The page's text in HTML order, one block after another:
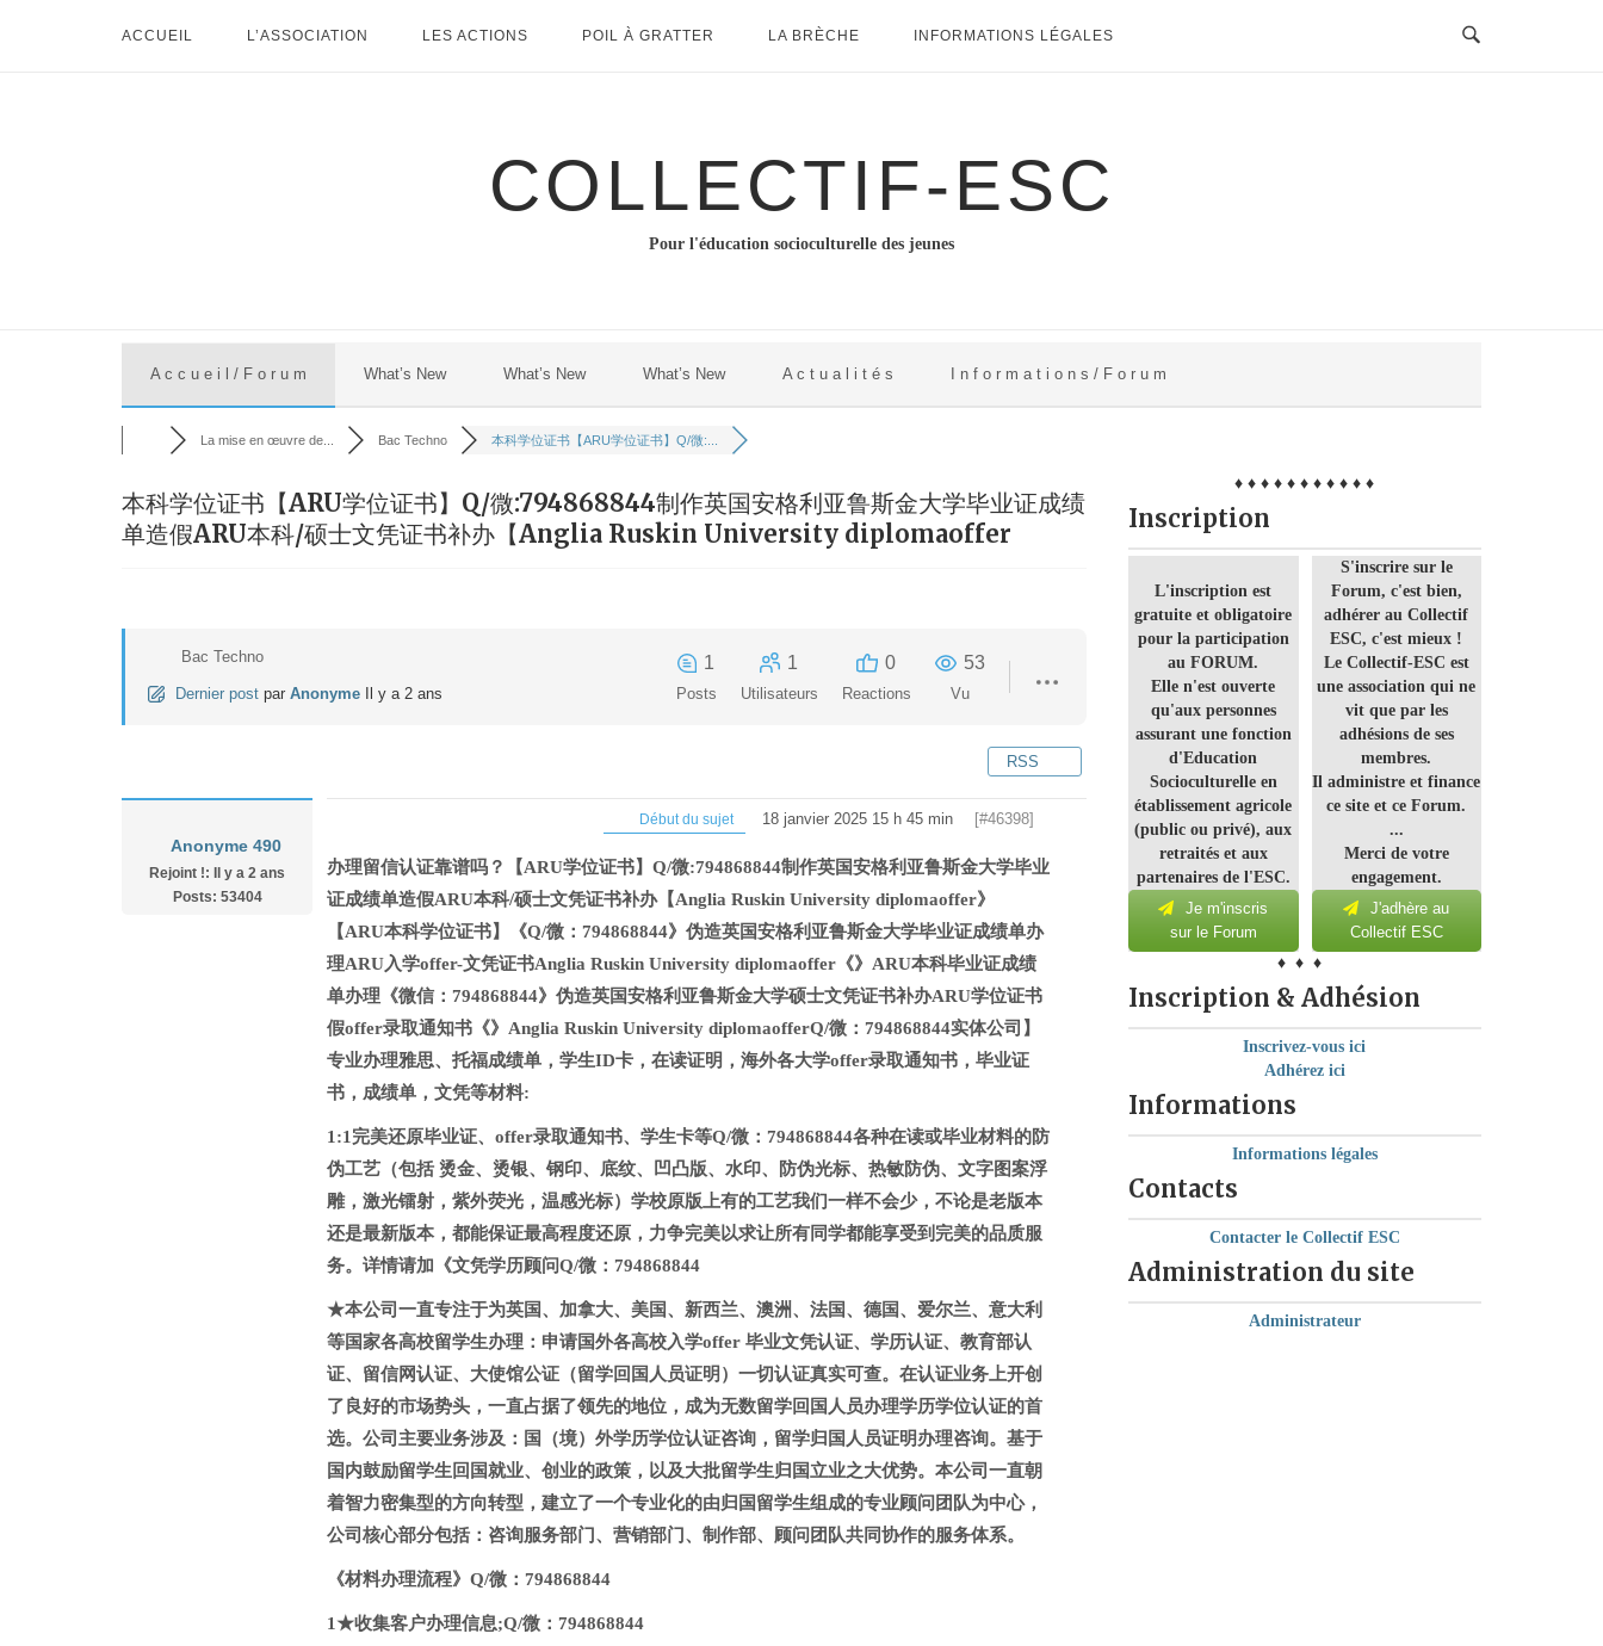
ACCUEIL L’ASSOCIATION LES ACTIONS POIL À GRATTER LA BRÈCHE INFORMATIONS LÉGALES
COLLECTIF-ESC
Pour l'éducation socioculturelle des jeunes
A c c u e i l / F o r u m What’s New What’s New What’s New A c t u a l i t é s I n f o r m a t i o n s / F o r u m
La mise en œuvre de... Bac Techno 本科学位证书【ARU学位证书】Q/微:...
本科学位证书【ARU学位证书】Q/微:794868844制作英国安格利亚鲁斯金大学毕业证成绩
单造假ARU本科/硕士文凭证书补办【Anglia Ruskin University diplomaoffer
Bac Techno
Dernier post par Anonyme Il y a 2 ans
1
Posts
1
Utilisateurs
0
Reactions
53
Vu
RSS
Anonyme 490
Rejoint !: Il y a 2 ans
Posts: 53404
Début du sujet 18 janvier 2025 15 h 45 min [#46398]
办理留信认证靠谱吗？【ARU学位证书】Q/微:794868844制作英国安格利亚鲁斯金大学毕业
证成绩单造假ARU本科/硕士文凭证书补办【Anglia Ruskin University diplomaoffer》
【ARU本科学位证书】《Q/微：794868844》伪造英国安格利亚鲁斯金大学毕业证成绩单办
理ARU入学offer-文凭证书Anglia Ruskin University diplomaoffer《》ARU本科毕业证成绩
单办理《微信：794868844》伪造英国安格利亚鲁斯金大学硕士文凭证书补办ARU学位证书
假offer录取通知书《》Anglia Ruskin University diplomaofferQ/微：794868844实体公司】
专业办理雅思、托福成绩单，学生ID卡，在读证明，海外各大学offer录取通知书，毕业证
书，成绩单，文凭等材料:
1:1完美还原毕业证、offer录取通知书、学生卡等Q/微：794868844各种在读或毕业材料的防
伪工艺（包括 烫金、烫银、钢印、底纹、凹凸版、水印、防伪光标、热敏防伪、文字图案浮
雕，激光镭射，紫外荧光，温感光标）学校原版上有的工艺我们一样不会少，不论是老版本
还是最新版本，都能保证最高程度还原，力争完美以求让所有同学都能享受到完美的品质服
务。详情请加《文凭学历顾问Q/微：794868844
★本公司一直专注于为英国、加拿大、美国、新西兰、澳洲、法国、德国、爱尔兰、意大利
等国家各高校留学生办理：申请国外各高校入学offer 毕业文凭认证、学历认证、教育部认
证、留信网认证、大使馆公证（留学回国人员证明）一切认证真实可查。在认证业务上开创
了良好的市场势头，一直占据了领先的地位，成为无数留学回国人员办理学历学位认证的首
选。公司主要业务涉及：国（境）外学历学位认证咨询，留学归国人员证明办理咨询。基于
国内鼓励留学生回国就业、创业的政策，以及大批留学生归国立业之大优势。本公司一直朝
着智力密集型的方向转型，建立了一个专业化的由归国留学生组成的专业顾问团队为中心，
公司核心部分包括：咨询服务部门、营销部门、制作部、顾问团队共同协作的服务体系。
《材料办理流程》Q/微：794868844
1★收集客户办理信息;Q/微：794868844
♦ ♦ ♦ ♦ ♦ ♦ ♦ ♦ ♦ ♦ ♦
Inscription
L'inscription est
gratuite et obligatoire
pour la participation
au FORUM.
Elle n'est ouverte
qu'aux personnes
assurant une fonction
d'Education
Socioculturelle en
établissement agricole
(public ou privé), aux
retraités et aux
partenaires de l'ESC.
Je m'inscris
sur le Forum
S'inscrire sur le
Forum, c'est bien,
adhérer au Collectif
ESC, c'est mieux !
Le Collectif-ESC est
une association qui ne
vit que par les
adhésions de ses
membres.
Il administre et finance
ce site et ce Forum.
...
Merci de votre
engagement.
J'adhère au
Collectif ESC
♦ ♦ ♦
Inscription & Adhésion
Inscrivez-vous ici
Adhérez ici
Informations
Informations légales
Contacts
Contacter le Collectif ESC
Administration du site
Administrateur